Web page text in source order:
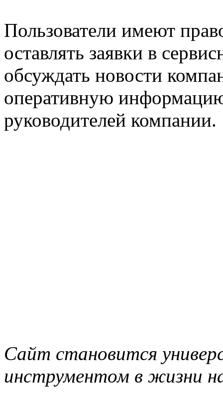
Пользователи имеют
оставлять заявки в
обсуждать новости
оперативную
руководителей компании.
Сайт становится
инструментом в жизни